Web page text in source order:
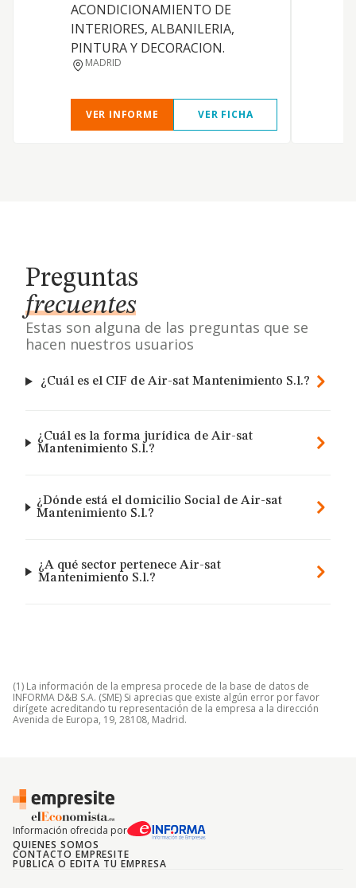
ACONDICIONAMIENTO DE
INTERIORES, ALBANILERIA,
PINTURA Y DECORACION.
MADRID
VER INFORME VER FICHA
Preguntas
frecuentes
Estas son alguna de las preguntas que se
hacen nuestros usuarios
¿Cuál es el CIF de Air-sat Mantenimiento S.l.?
¿Cuál es la forma jurídica de Air-sat
Mantenimiento S.l.?
¿Dónde está el domicilio Social de Air-sat
Mantenimiento S.l.?
¿A qué sector pertenece Air-sat
Mantenimiento S.l.?
(1) La información de la empresa procede de la base de datos de
INFORMA D&B S.A. (SME) Si aprecias que existe algún error por favor
dirígete acreditando tu representación de la empresa a la dirección
Avenida de Europa, 19, 28108, Madrid.
Información ofrecida por
QUIENES SOMOS
CONTACTO EMPRESITE
PUBLICA O EDITA TU EMPRESA